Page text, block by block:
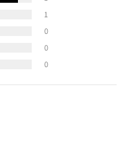
1
0
0
0